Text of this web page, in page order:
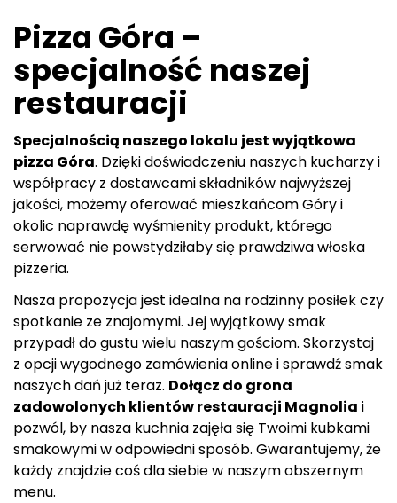
Pizza Góra –
specjalność naszej
restauracji
Specjalnością naszego lokalu jest wyjątkowa
pizza Góra. Dzięki doświadczeniu naszych kucharzy i
współpracy z dostawcami składników najwyższej
jakości, możemy oferować mieszkańcom Góry i
okolic naprawdę wyśmienity produkt, którego
serwować nie powstydziłaby się prawdziwa włoska
pizzeria.
Nasza propozycja jest idealna na rodzinny posiłek czy
spotkanie ze znajomymi. Jej wyjątkowy smak
przypadł do gustu wielu naszym gościom. Skorzystaj
z opcji wygodnego zamówienia online i sprawdź smak
naszych dań już teraz. Dołącz do grona
zadowolonych klientów restauracji Magnolia i
pozwól, by nasza kuchnia zajęła się Twoimi kubkami
smakowymi w odpowiedni sposób. Gwarantujemy, że
każdy znajdzie coś dla siebie w naszym obszernym
menu.